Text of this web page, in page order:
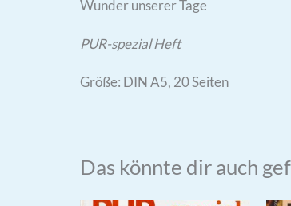
Wunder unserer Tage
PUR-spezial Heft
Größe: DIN A5, 20 Seiten
Das könnte dir auch